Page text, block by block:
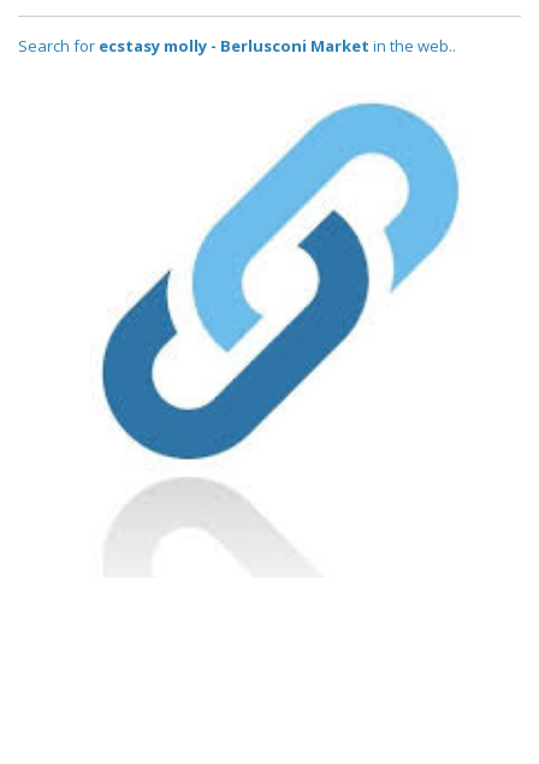
Search for ecstasy molly - Berlusconi Market in the web..